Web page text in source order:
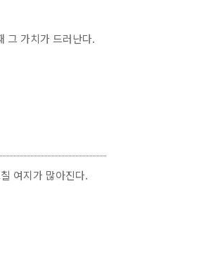
그 가치가 드러난다.
여지가 많아진다.